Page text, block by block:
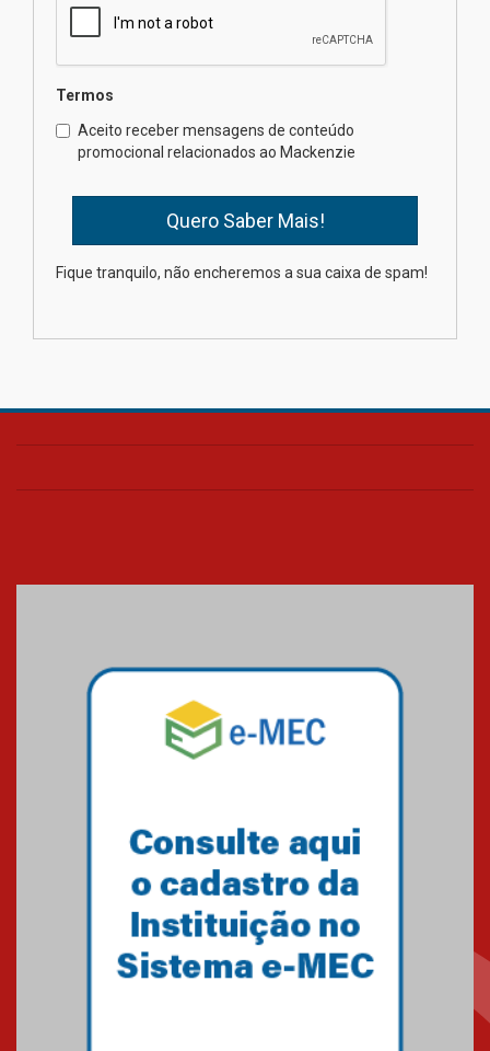
04.08.2026
Brasília prepara seus
estudantes para o PAS antes
mesmo do Ensino Médio
na educação dos filhos além da
Termos
Aceito receber mensagens de conteúdo
promocional relacionados ao Mackenzie
Fique tranquilo, não encheremos a sua caixa de spam!